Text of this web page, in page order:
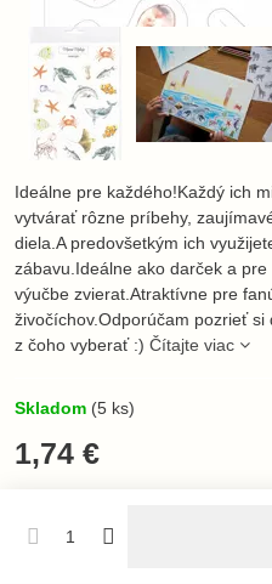
Ideálne pre každého!Každý ich
vytvárať rôzne príbehy,
diela.A predovšetkým ich
zábavu.Ideálne ako darček a
výučbe zvierat.Atraktívne pre
živočíchov.Odporúčam pozrieť
z čoho vyberať :) Čítajte viac
Skladom (5 ks)
1,74 €